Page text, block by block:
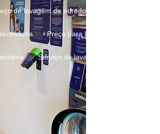
de lavagem de edredons e cobertores
Preço para lavar edredom
Serviço de lavanderia com lava e seca